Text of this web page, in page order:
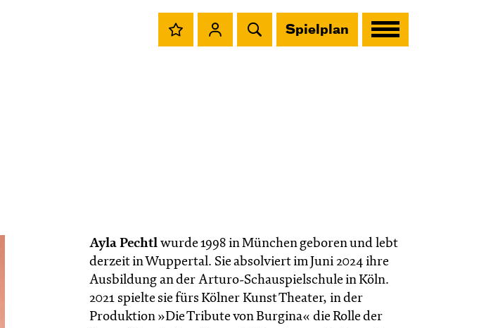
Spielplan
Ayla Pechtl wurde 1998 in München geboren und lebt
derzeit in Wuppertal. Sie absolviert im Juni 2024 ihre
Ausbildung an der Arturo-Schauspielschule in Köln.
2021 spielte sie fürs Kölner Kunst Theater, in der
Produktion »Die Tribute von Burgina« die Rolle der